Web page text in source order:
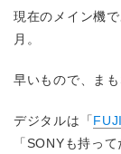
現在のメイン機
月。
早いもので、ま
デジタルは「
「SONYも持っ